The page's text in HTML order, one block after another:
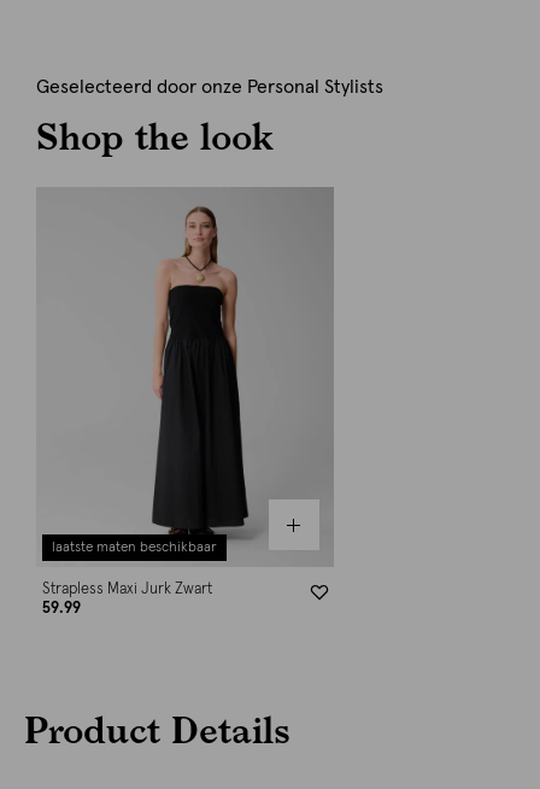
Geselecteerd door onze Personal Stylists
Shop the look
laatste maten beschikbaar
Strapless Maxi Jurk Zwart
59.99
Product Details